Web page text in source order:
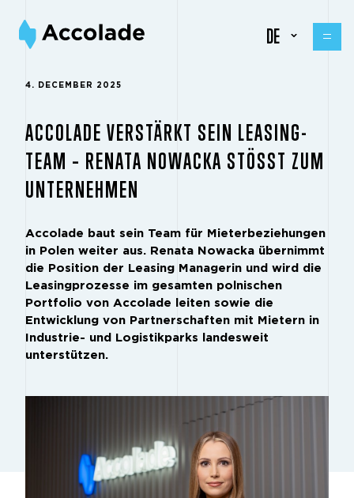
DE
4. DECEMBER 2025
ACCOLADE VERSTÄRKT SEIN LEASING-
TEAM – RENATA NOWACKA STÖSST ZUM U
NTERNEHMEN
Accolade baut sein Team für Mieterbeziehungen
in Polen weiter aus. Renata Nowacka übernimmt
die Position der Leasing Managerin und wird die
Leasingprozesse im gesamten polnischen
Portfolio von Accolade leiten sowie die
Entwicklung von Partnerschaften mit Mietern in
Industrie- und Logistikparks landesweit
unterstützen.